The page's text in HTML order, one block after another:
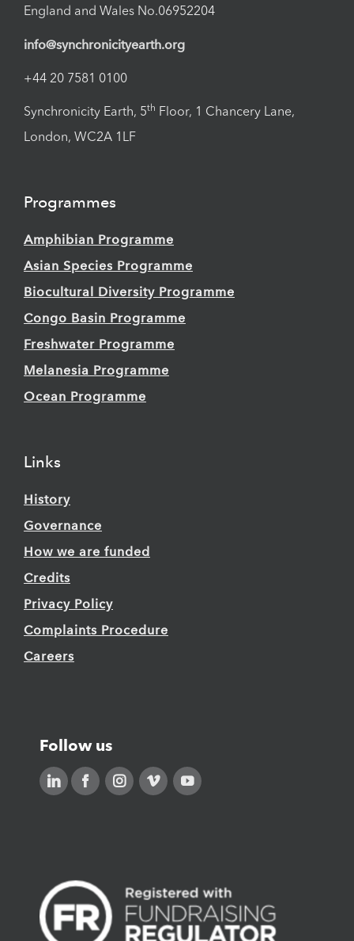
England and Wales No.06952204
info@synchronicityearth.org
+44 20 7581 0100
Synchronicity Earth, 5th Floor, 1 Chancery Lane,
London, WC2A 1LF
Programmes
Amphibian Programme
Asian Species Programme
Biocultural Diversity Programme
Congo Basin Programme
Freshwater Programme
Melanesia Programme
Ocean Programme
Links
History
Governance
How we are funded
Credits
Privacy Policy
Complaints Procedure
Careers
Follow us